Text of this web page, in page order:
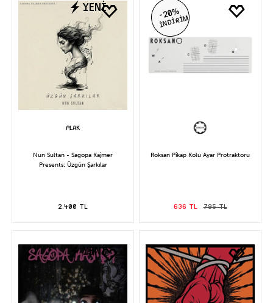
YENİ
Nun Sultan - Sagopa Kajmer
Presents: Üzgün Şarkılar
2.400 TL
-20%
İNDİRİM
Roksan Pikap Kolu Ayar Protraktoru
636 TL 795 TL
YENİ